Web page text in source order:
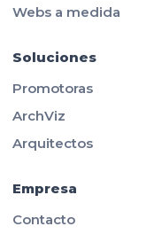
Webs a medida
Soluciones
Promotoras
ArchViz
Arquitectos
Empresa
Contacto